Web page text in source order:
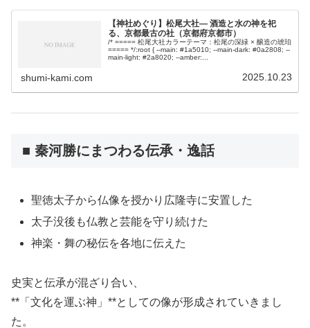
【神社めぐり】松尾大社― 酒造と水の神を祀
る、京都最古の社（京都府京都市）
/* ===== 松尾大社カラーテーマ：松尾の深緑 × 醸造の琥珀
===== */:root { --main: #1a5010; --main-dark: #0a2808; --
main-light: #2a8020; --amber:...
shumi-kami.com 2025.10.23
■ 秦河勝にまつわる伝承・逸話
聖徳太子から仏像を授かり広隆寺に安置した
太子没後も仏教と芸能を守り続けた
神楽・舞の秘伝を各地に伝えた
史実と伝承が混ざり合い、
**「文化を運ぶ神」**としての像が形成されていきまし
た。